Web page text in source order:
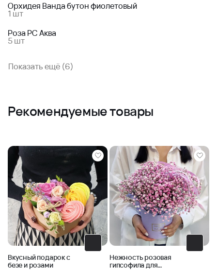
Орхидея Ванда бутон фиолетовый
1 шт
Роза РС Аква
5 шт
Показать ещё (6)
Рекомендуемые товары
Вкусный подарок с
безе и розами
Нежность розовая
гипсофила для